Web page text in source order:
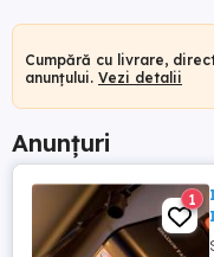
Cumpără cu livrare,
anunțului. Vezi detalii
Anunțuri
1